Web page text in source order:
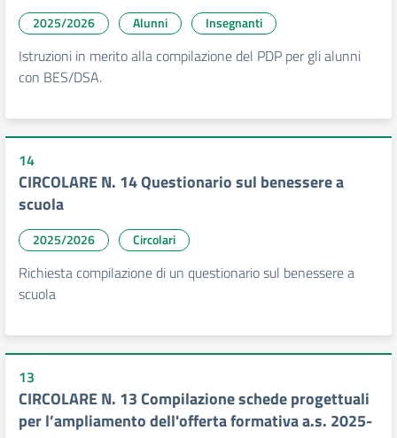
2025/2026 Alunni Insegnanti
Istruzioni in merito alla compilazione del PDP per gli alunni
con BES/DSA.
14
CIRCOLARE N. 14 Questionario sul benessere a
scuola
2025/2026 Circolari
Richiesta compilazione di un questionario sul benessere a
scuola
13
CIRCOLARE N. 13 Compilazione schede progettuali
per l’ampliamento dell'offerta formativa a.s. 2025-